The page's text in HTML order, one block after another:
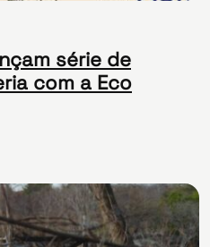
série de
com a Eco